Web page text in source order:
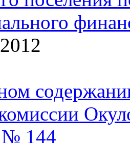
№ 144